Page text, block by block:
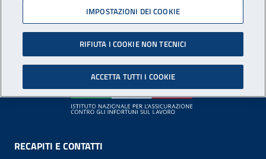
Footer
RECAPITI E CONTATTI
IMPOSTAZIONI DEI COOKIE
RIFIUTA I COOKIE NON TECNICI
ACCETTA TUTTI I COOKIE